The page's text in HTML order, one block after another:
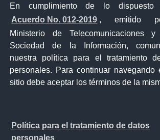
En cumplimiento de lo
Acuerdo No. 012-2019 , emitido
Ministerio de Telecomunicaciones
Sociedad de la Información,
nuestra política para el tratamiento
personales. Para continuar navegando
sitio debe aceptar los términos de la
Política para el tratamiento de datos
personales
Entérate
Contacto Ciudadano